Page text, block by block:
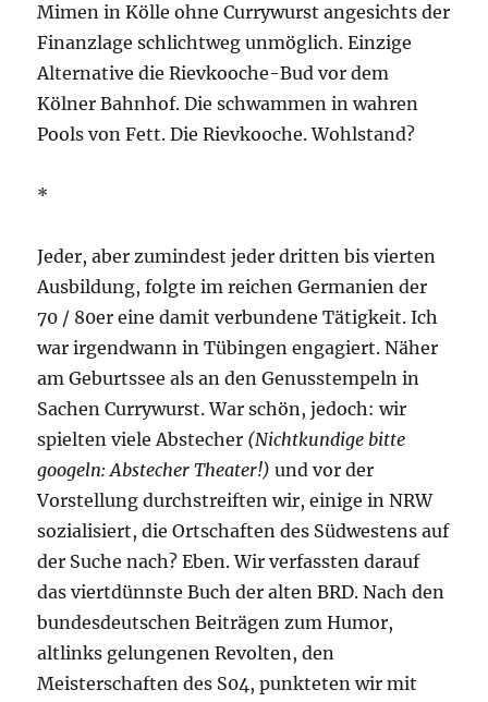
Mimen in Kölle ohne Currywurst angesichts der
Finanzlage schlichtweg unmöglich. Einzige
Alternative die Rievkooche-Bud vor dem
Kölner Bahnhof. Die schwammen in wahren
Pools von Fett. Die Rievkooche. Wohlstand?
*
Jeder, aber zumindest jeder dritten bis vierten
Ausbildung, folgte im reichen Germanien der
70 / 80er eine damit verbundene Tätigkeit. Ich
war irgendwann in Tübingen engagiert. Näher
am Geburtssee als an den Genusstempeln in
Sachen Currywurst. War schön, jedoch: wir
spielten viele Abstecher (Nichtkundige bitte
googeln: Abstecher Theater!) und vor der
Vorstellung durchstreiften wir, einige in NRW
sozialisiert, die Ortschaften des Südwestens auf
der Suche nach? Eben. Wir verfassten darauf
das viertdünnste Buch der alten BRD. Nach den
bundesdeutschen Beiträgen zum Humor,
altlinks gelungenen Revolten, den
Meisterschaften des S04, punkteten wir mit